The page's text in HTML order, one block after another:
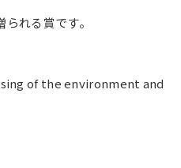
れる賞です。
of the environment and